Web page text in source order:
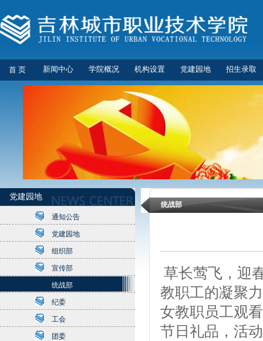
首 页 新闻中心 学院概况 机构设置 党建园地 招生录取
党建园地
通知公告
党建园地
组织部
宣传部
统战部
纪委
工会
团委
统战部
草长莺飞，迎
教职工的凝聚
女教职员工观
节日礼品，活